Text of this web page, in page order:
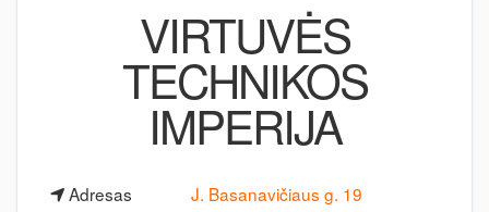
VIRTUVĖS
TECHNIKOS
IMPERIJA
Adresas
J. Basanavičiaus g. 19